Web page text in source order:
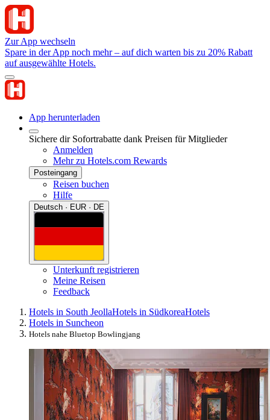
Zur App wechseln
Spare in der App noch mehr – auf dich warten bis zu 20% Rabatt
auf ausgewählte Hotels.
App herunterladen
Sichere dir Sofortrabatte dank Preisen für Mitglieder
Anmelden
Mehr zu Hotels.com Rewards
Posteingang
Reisen buchen
Hilfe
Deutsch · EUR · DE
Unterkunft registrieren
Meine Reisen
Feedback
Hotels in South JeollaHotels in SüdkoreaHotels
Hotels in Suncheon
Hotels nahe Bluetop Bowlingjang